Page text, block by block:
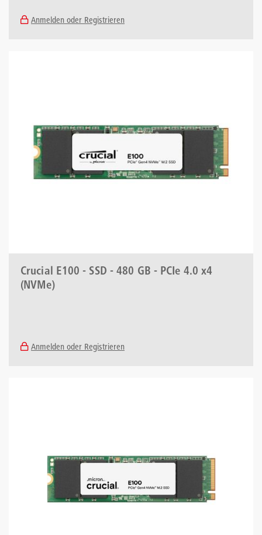
Anmelden oder Registrieren
Crucial E100 - SSD - 480 GB - PCIe 4.0 x4
(NVMe)
Anmelden oder Registrieren